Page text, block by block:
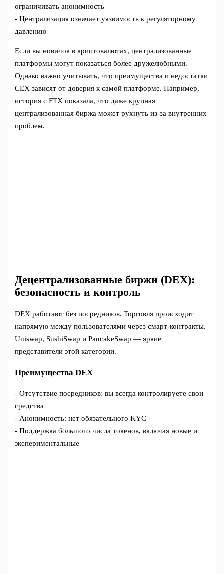
ограничивать анонимность
- Централизация означает уязвимость к регуляторному
давлению
Если вы новичок в криптовалютах, централизованные
платформы могут показаться более дружелюбными.
Однако важно учитывать, что преимущества и недостатки
CEX зависят от доверия к самой платформе. Например,
история с FTX показала, что даже крупная
централизованная биржа может рухнуть из-за внутренних
проблем.
Децентрализованные биржи (DEX):
безопасность и контроль
DEX работают без посредников. Торговля происходит
напрямую между пользователями через смарт-контракты.
Uniswap, SushiSwap и PancakeSwap — яркие
представители этой категории.
Преимущества DEX
- Отсутствие посредников: вы всегда контролируете свои
средства
- Анонимность: нет обязательного KYC
- Поддержка большого числа токенов, включая новые и
экспериментальные